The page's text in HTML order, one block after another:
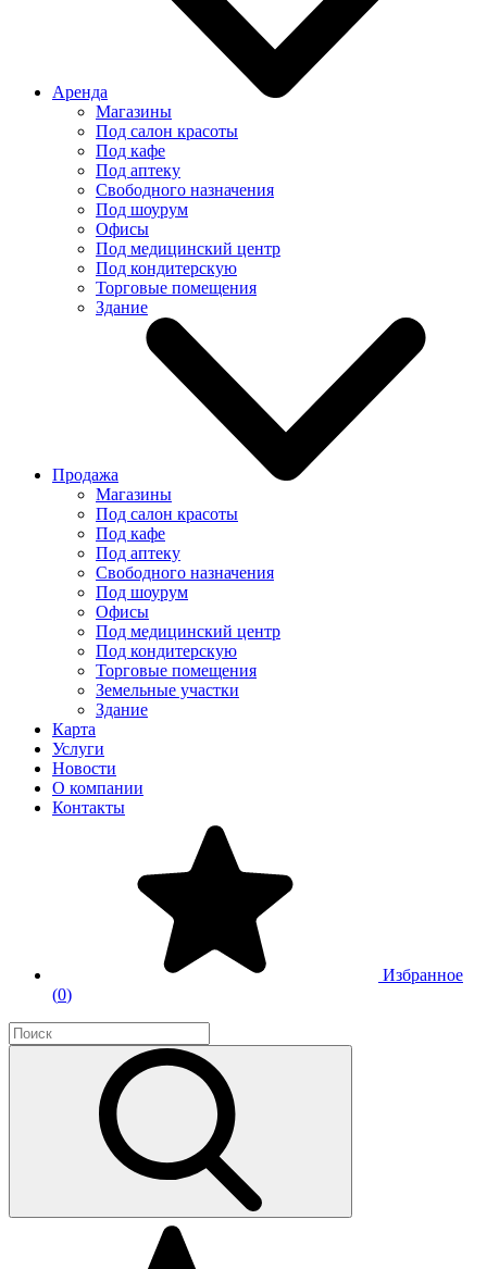
Аренда
Магазины
Под салон красоты
Под кафе
Под аптеку
Свободного назначения
Под шоурум
Офисы
Под медицинский центр
Под кондитерскую
Торговые помещения
Здание
Продажа
Магазины
Под салон красоты
Под кафе
Под аптеку
Свободного назначения
Под шоурум
Офисы
Под медицинский центр
Под кондитерскую
Торговые помещения
Земельные участки
Здание
Карта
Услуги
Новости
О компании
Контакты
Избранное
(0)